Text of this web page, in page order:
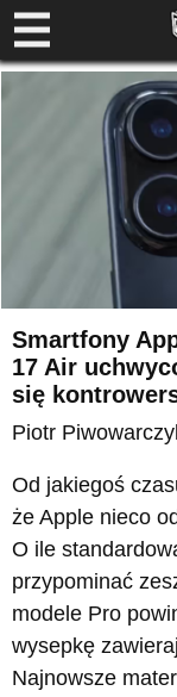
Smartfony
17 Air
się
Piotr
Od jakiegoś
że Apple nieco
O ile
przypominać
modele Pro
wysepkę
Najnowsze